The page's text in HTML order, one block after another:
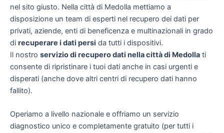
nel sito giusto. Nella città di Medolla mettiamo a
disposizione un team di esperti nel recupero dei dati per
privati, aziende, enti di beneficenza e multinazionali in grado
di recuperare i dati persi da tutti i dispositivi.
Il nostro servizio di recupero dati nella città di Medolla ti
consente di ripristinare i tuoi dati anche in casi urgenti e
disperati (anche dove altri centri di recupero dati hanno
fallito).
Operiamo a livello nazionale e offriamo un servizio
diagnostico unico e completamente gratuito (per tutti i